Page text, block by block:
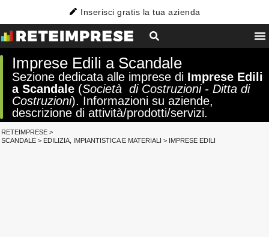
Inserisci gratis la tua azienda
Imprese Edili a Scandale
Sezione dedicata alle imprese di Imprese Edili
a Scandale (Società di Costruzioni - Ditta di
Costruzioni). Informazioni su aziende,
descrizione di attività/prodotti/servizi.
RETEIMPRESE >
SCANDALE > EDILIZIA, IMPIANTISTICA E MATERIALI > IMPRESE EDILI